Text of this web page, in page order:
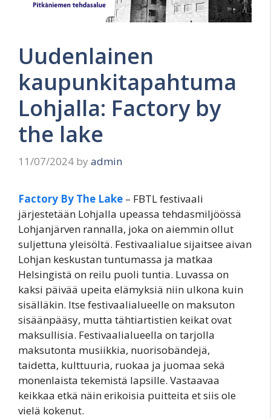
Uudenlainen
kaupunkitapahtuma
Lohjalla: Factory by
the lake
11/07/2024 by admin
Factory By The Lake – FBTL festivaali
järjestetään Lohjalla upeassa tehdasmiljöössä
Lohjanjärven rannalla, joka on aiemmin ollut
suljettuna yleisöltä. Festivaalialue sijaitsee aivan
Lohjan keskustan tuntumassa ja matkaa
Helsingistä on reilu puoli tuntia. Luvassa on
kaksi päivää upeita elämyksiä niin ulkona kuin
sisälläkin. Itse festivaalialueelle on maksuton
sisäänpääsy, mutta tähtiartistien keikat ovat
maksullisia. Festivaalialueella on tarjolla
maksutonta musiikkia, nuorisobändejä,
taidetta, kulttuuria, ruokaa ja juomaa sekä
monenlaista tekemistä lapsille. Vastaavaa
keikkaa etkä näin erikoisia puitteita et siis ole
vielä kokenut.